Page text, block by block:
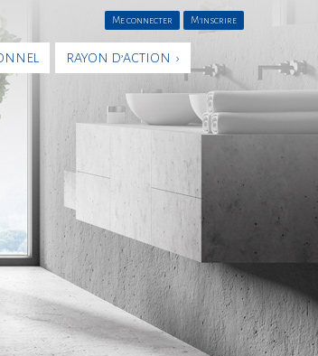
Me connecter M'inscrire
RAYON D’ACTION ›